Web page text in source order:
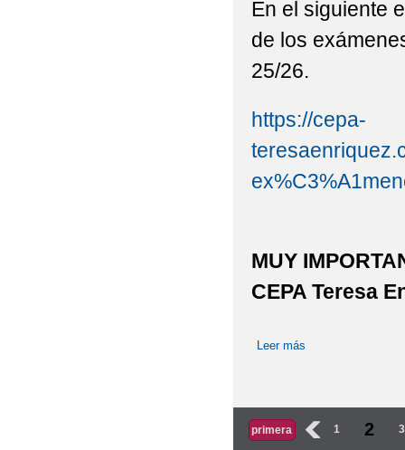
En el siguiente
de los
25/26.
https://cepa-
MUY
CEPA Teresa
Leer más
Páginas
primera ‹ 1 2 3